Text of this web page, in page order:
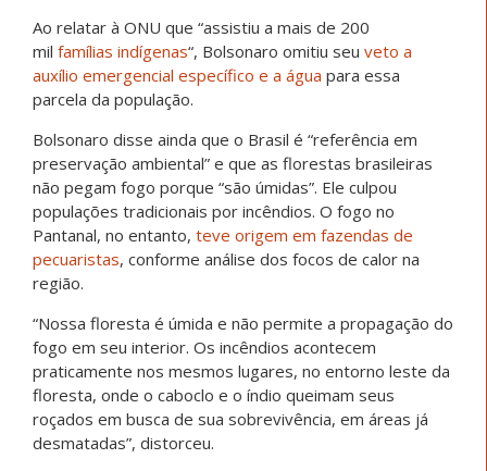
Ao relatar à ONU que “assistiu a mais de 200
mil famílias indígenas“, Bolsonaro omitiu seu veto a
auxílio emergencial específico e a água para essa
parcela da população.
Bolsonaro disse ainda que o Brasil é “referência em
preservação ambiental” e que as florestas brasileiras
não pegam fogo porque “são úmidas”. Ele culpou
populações tradicionais por incêndios. O fogo no
Pantanal, no entanto, teve origem em fazendas de
pecuaristas, conforme análise dos focos de calor na
região.
“Nossa floresta é úmida e não permite a propagação do
fogo em seu interior. Os incêndios acontecem
praticamente nos mesmos lugares, no entorno leste da
floresta, onde o caboclo e o índio queimam seus
roçados em busca de sua sobrevivência, em áreas já
desmatadas”, distorceu.